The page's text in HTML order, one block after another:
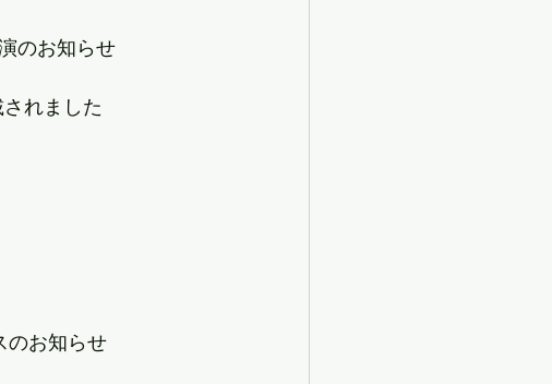
のお知らせ
れました
のお知らせ